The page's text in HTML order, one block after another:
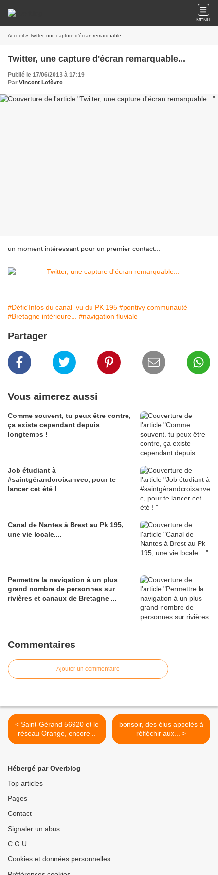
MENU
Accueil » Twitter, une capture d'écran remarquable...
Twitter, une capture d'écran remarquable...
Publié le 17/06/2013 à 17:19
Par Vincent Lefèvre
un moment intéressant pour un premier contact...
#Défic'Infos du canal, vu du PK 195 #pontivy communauté
#Bretagne intérieure...
#navigation fluviale
Partager
Vous aimerez aussi
Comme souvent, tu peux être contre,
ça existe cependant depuis
longtemps !
Job étudiant à
#saintgérandcroixanvec, pour te
lancer cet été !
Canal de Nantes à Brest au Pk 195,
une vie locale....
Permettre la navigation à un plus
grand nombre de personnes sur
rivières et canaux de Bretagne ...
Commentaires
Ajouter un commentaire
< Saint-Gérand 56920 et le
réseau Orange, encore...
bonsoir, des élus appelés à
réfléchir aux... >
Hébergé par Overblog
Top articles
Pages
Contact
Signaler un abus
C.G.U.
Cookies et données personnelles